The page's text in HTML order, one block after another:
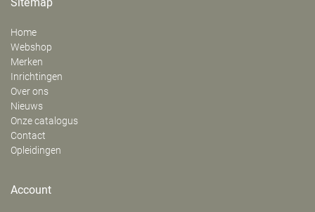
Home
Webshop
Merken
Inrichtingen
Over ons
Nieuws
Onze catalogus
Contact
Opleidingen
Account